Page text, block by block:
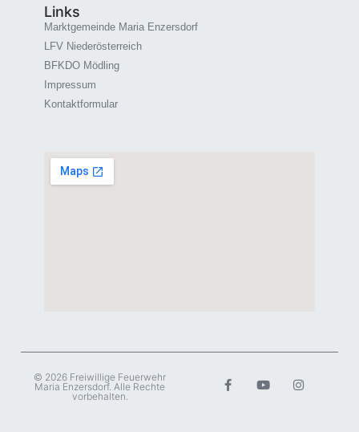
Links
Marktgemeinde Maria Enzersdorf
LFV Niederösterreich
BFKDO Mödling
Impressum
Kontaktformular
© 2026 Freiwillige Feuerwehr
Maria Enzersdorf. Alle Rechte
vorbehalten.